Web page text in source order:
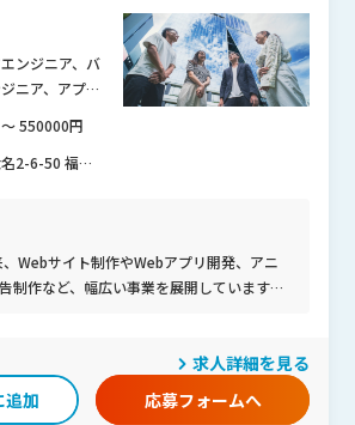
ンジニア、バ
ニア、アプリ
550000円
2-6-50 福岡
Webサイト制作やWebアプリ開発、アニ
制作など、幅広い事業を展開しています。
の 制作・開発業務全般をお任せします。 ★
一切なし！ 「どんなプロジェクトに携わり
き方をしたいのか」などあなたが重視する
求人詳細を見る
応募フォームへ